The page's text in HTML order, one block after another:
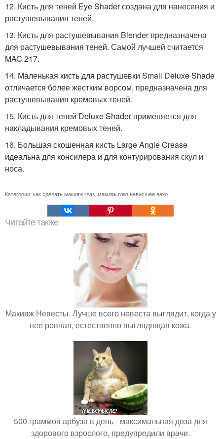
12. Кисть для теней Eye Shader создана для нанесения и
растушевывания теней.
13. Кисть для растушевывания Blender предназначена
для растушевывания теней. Самой лучшей считается
MAC 217.
14. Маленькая кисть для растушевки Small Deluxe Shade
отличается более жестким ворсом, предназначена для
растушевывания кремовых теней.
15. Кисть для теней Deluxe Shader применяется для
накладывания кремовых теней.
16. Большая скошенная кисть Large Angle Crease
идеальна для консилера и для контурирования скул и
носа.
Категории: как сделать макияж глаз макияж глаз нависшее веко
Читайте также
Макияж Невесты. Лучше всего невеста выглядит, когда у
нее ровная, естественно выглядящая кожа.
500 граммов арбуза в день - максимальная доза для
здорового взрослого, предупредили врачи.